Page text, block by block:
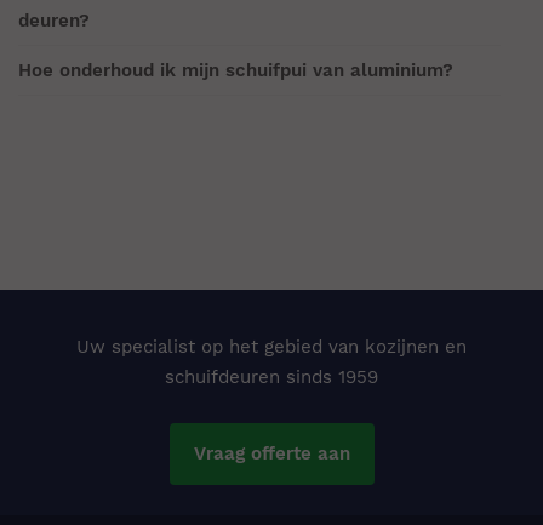
deuren?
Hoe onderhoud ik mijn schuifpui van aluminium?
Uw specialist op het gebied van kozijnen en
schuifdeuren sinds 1959
Vraag offerte aan